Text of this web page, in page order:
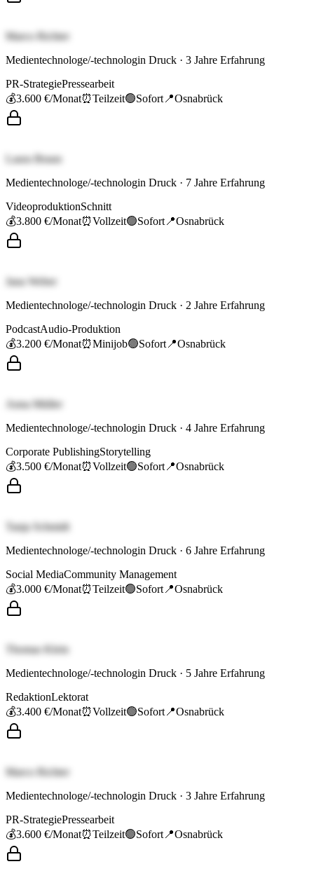
Marco Richter
Medientechnologe/-technologin Druck · 3 Jahre Erfahrung
PR-StrategiePressearbeit
💰3.600 €/Monat⏰Teilzeit🟢Sofort 📍Osnabrück
Laura Braun
Medientechnologe/-technologin Druck · 7 Jahre Erfahrung
VideoproduktionSchnitt
💰3.800 €/Monat⏰Vollzeit🟢Sofort 📍Osnabrück
Jana Weber
Medientechnologe/-technologin Druck · 2 Jahre Erfahrung
PodcastAudio-Produktion
💰3.200 €/Monat⏰Minijob🟢Sofort 📍Osnabrück
Anna Müller
Medientechnologe/-technologin Druck · 4 Jahre Erfahrung
Corporate PublishingStorytelling
💰3.500 €/Monat⏰Vollzeit🟢Sofort 📍Osnabrück
Tanja Schmidt
Medientechnologe/-technologin Druck · 6 Jahre Erfahrung
Social MediaCommunity Management
💰3.000 €/Monat⏰Teilzeit🟢Sofort 📍Osnabrück
Thomas Klein
Medientechnologe/-technologin Druck · 5 Jahre Erfahrung
RedaktionLektorat
💰3.400 €/Monat⏰Vollzeit🟢Sofort 📍Osnabrück
Marco Richter
Medientechnologe/-technologin Druck · 3 Jahre Erfahrung
PR-StrategiePressearbeit
💰3.600 €/Monat⏰Teilzeit🟢Sofort 📍Osnabrück